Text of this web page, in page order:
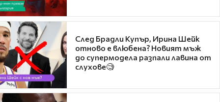
След Брадли Купър, Ирина Шейк
отново е влюбена? Новият мъж
до супермодела разпали лавина от
слухове🧐